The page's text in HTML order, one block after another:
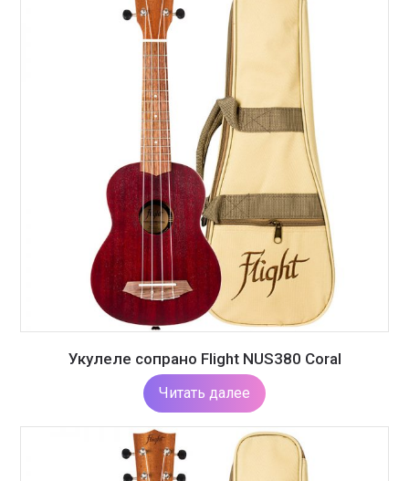
Укулеле сопрано Flight NUS380 Coral
Читать далее